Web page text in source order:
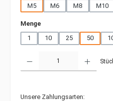
M5
M6 M8 M10
Mengeauswählen
1
10 25 50
Unsere Zahlungsarten: